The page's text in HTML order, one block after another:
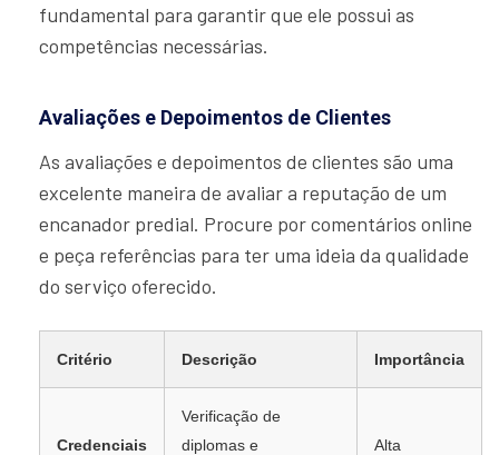
fundamental para garantir que ele possui as
competências necessárias.
Avaliações e Depoimentos de Clientes
As avaliações e depoimentos de clientes são uma
excelente maneira de avaliar a reputação de um
encanador predial. Procure por comentários online
e peça referências para ter uma ideia da qualidade
do serviço oferecido.
Critério Descrição Importância
Credenciais
Verificação de
diplomas e
Alta